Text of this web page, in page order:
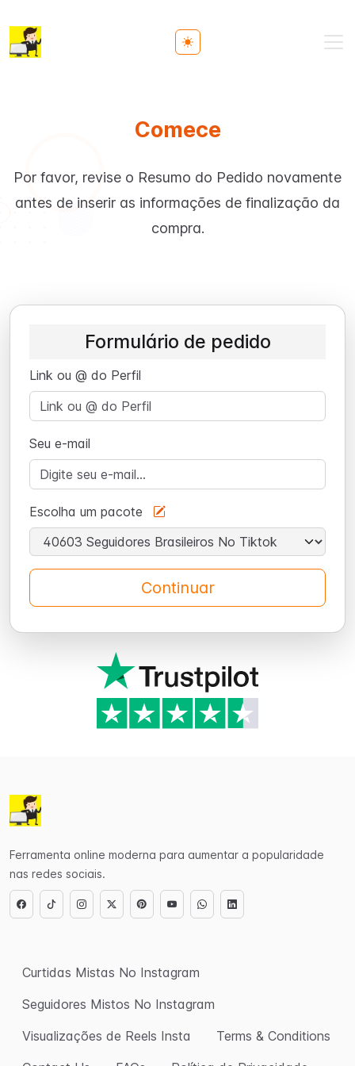
Toggle theme
Comece
Por favor, revise o Resumo do Pedido novamente
antes de inserir as informações de finalização da
compra.
Formulário de pedido
Link ou @ do Perfil
Seu e-mail
Escolha um pacote
Continuar
Ferramenta online moderna para aumentar a popularidade
nas redes sociais.
Curtidas Mistas No Instagram
Seguidores Mistos No Instagram
Visualizações de Reels Insta
Terms & Conditions